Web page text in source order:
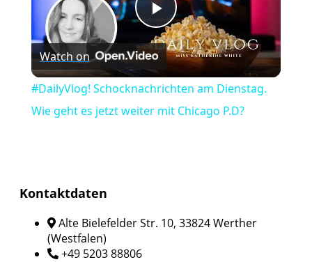
Play
Video
Watch on
#DailyVlog! Schocknachrichten am Dienstag.
Wie geht es jetzt weiter mit Chicago P.D?
Kontaktdaten
Alte Bielefelder Str. 10, 33824 Werther
(Westfalen)
+49 5203 88806